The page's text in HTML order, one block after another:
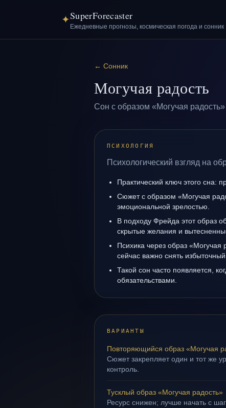
✦SuperForecaster
Ежедневные прогнозы, космическая погода и сонник
← Сонник
Могучая радость
Сон с образом «Могучая
ПСИХОЛОГИЯ
Психологический взгляд на
Практический ключ этого сна:
Сюжет с образом «Могучая
эмоциональной зрелостью.
В подходу Фрейда этот образ
скрытые желания и
Психика через образ «Могучая
сейчас важно снять избыточный
Такой сон часто появляется,
обязательствами.
ВАРИАНТЫ
Повторяющийся образ «Могучая
Сюжет закрепляет один и тот же
контроль.
Тусклый образ «Могучая радость»
Ресурс снижен; лучше начать с